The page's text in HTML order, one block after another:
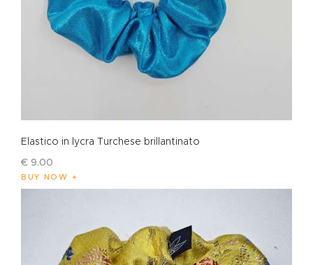
Elastico in lycra Turchese brillantinato
€ 9.00
BUY NOW